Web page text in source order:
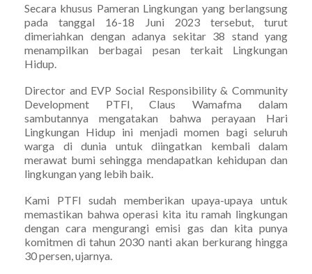
Secara khusus Pameran Lingkungan yang berlangsung
pada tanggal 16-18 Juni 2023 tersebut, turut
dimeriahkan dengan adanya sekitar 38 stand yang
menampilkan berbagai pesan terkait Lingkungan
Hidup.
Director and EVP Social Responsibility & Community
Development PTFI, Claus Wamafma dalam
sambutannya mengatakan bahwa perayaan Hari
Lingkungan Hidup ini menjadi momen bagi seluruh
warga di dunia untuk diingatkan kembali dalam
merawat bumi sehingga mendapatkan kehidupan dan
lingkungan yang lebih baik.
Kami PTFI sudah memberikan upaya-upaya untuk
memastikan bahwa operasi kita itu ramah lingkungan
dengan cara mengurangi emisi gas dan kita punya
komitmen di tahun 2030 nanti akan berkurang hingga
30 persen, ujarnya.